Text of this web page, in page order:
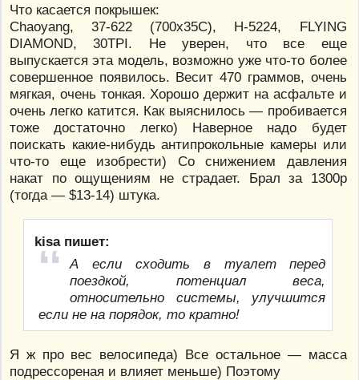
Что касается покрышек:
Chaoyang, 37-622 (700x35C), H-5224, FLYING
DIAMOND, 30TPI. Не уверен, что все еще
выпускается эта модель, возможно уже что-то более
совершенное появилось. Весит 470 граммов, очень
мягкая, очень тонкая. Хорошо держит на асфальте и
очень легко катится. Как выяснилось — пробивается
тоже достаточно легко) Наверное надо будет
поискать какие-нибудь антипрокольные камеры или
что-то еще изобрести) Со снижением давления
накат по ощущениям не страдает. Брал за 1300р
(тогда — $13-14) штука.
kisa пишет:
А если сходить в туалет перед
поездкой, потенциал веса,
относительно системы, улучшится
если не на порядок, то кратно!
Я ж про вес велосипеда) Все остальное — масса
подрессореная и влияет меньше) Поэтому